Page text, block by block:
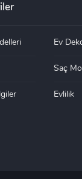
Ev
Saç
Evlilik